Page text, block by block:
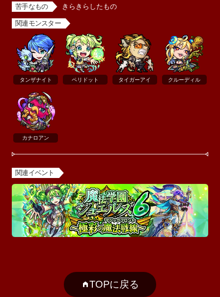
苦手なもの きらきらしたもの
関連モンスター
タンザナイト ペリドット タイガーアイ クルーディル
カナロアン
関連イベント
TOPに戻る